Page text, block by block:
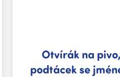
Otvírák na pivo,
podtácek se